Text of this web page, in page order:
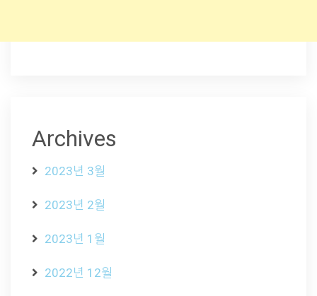
Archives
2023년 3월
2023년 2월
2023년 1월
2022년 12월